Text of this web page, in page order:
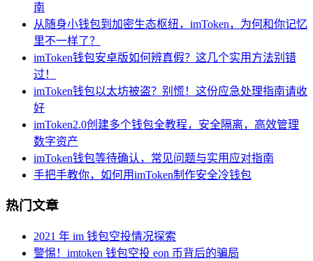
南
从随身小钱包到加密生态枢纽，imToken，为何和你记忆
里不一样了？
imToken钱包安卓版如何辨真假？这几个实用方法别错
过！
imToken钱包以太坊被盗？别慌！这份应急处理指南请收
好
imToken2.0创建多个钱包全教程，安全隔离，高效管理
数字资产
imToken钱包等待确认，常见问题与实用应对指南
手把手教你，如何用imToken制作安全冷钱包
热门文章
2021 年 im 钱包空投情况探索
警惕！imtoken 钱包空投 eon 币背后的骗局